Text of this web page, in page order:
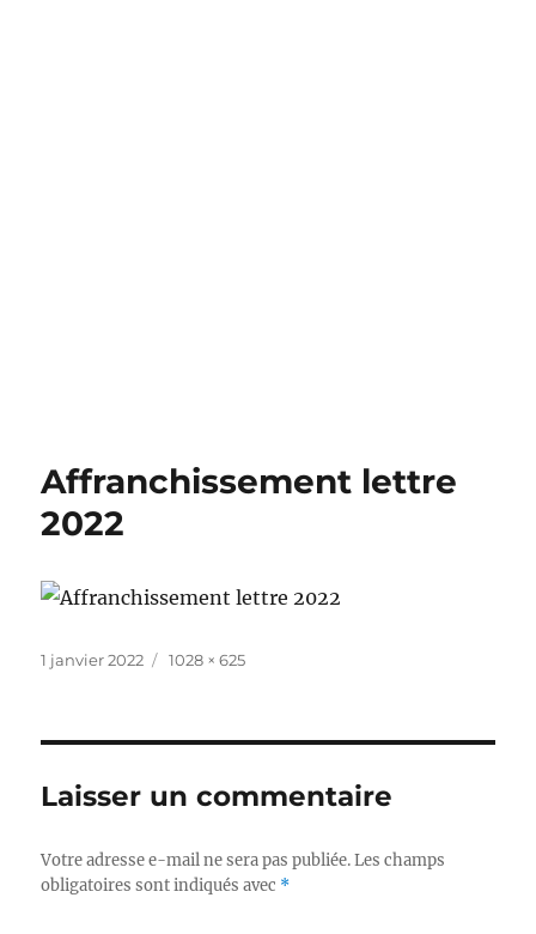
Affranchissement lettre
2022
Publié
1 janvier 2022
Taille
1028 × 625
Laisser un commentaire
Votre adresse e-mail ne sera pas publiée. Les champs
obligatoires sont indiqués avec *